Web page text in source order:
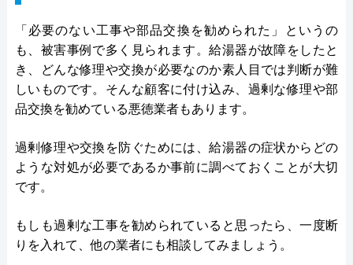
「必要のない工事や部品交換を勧められた」というの
も、被害事例で多く見られます。給湯器が故障をしたと
き、どんな修理や交換が必要なのか素人目では判断が難
しいものです。そんな顧客に付け込み、過剰な修理や部
品交換を勧めている悪徳業者もあります。
過剰修理や交換を防ぐためには、給湯器の症状からどの
ような対処が必要であるか事前に調べておくことが大切
です。
もしも過剰な工事を勧められていると思ったら、一度断
りを入れて、他の業者にも相談してみましょう。